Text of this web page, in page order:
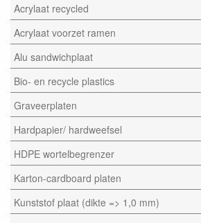
Acrylaat recycled
Acrylaat voorzet ramen
Alu sandwichplaat
Bio- en recycle plastics
Graveerplaten
Hardpapier/ hardweefsel
HDPE wortelbegrenzer
Karton-cardboard platen
Kunststof plaat (dikte => 1,0 mm)